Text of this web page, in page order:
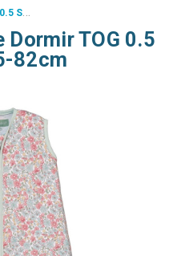
82cm
TOG 0.5
82cm